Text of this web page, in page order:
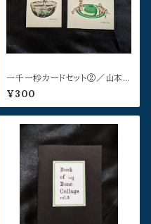
一千一秒カードセット②／山本
佳世
¥300